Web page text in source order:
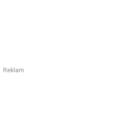
Reklam